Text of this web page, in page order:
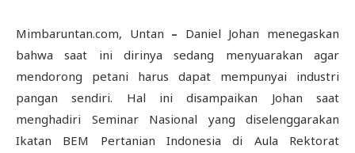
Mimbaruntan.com, Untan – Daniel Johan menegaskan
bahwa saat ini dirinya sedang menyuarakan agar
mendorong petani harus dapat mempunyai industri
pangan sendiri. Hal ini disampaikan Johan saat
menghadiri Seminar Nasional yang diselenggarakan
Ikatan BEM Pertanian Indonesia di Aula Rektorat